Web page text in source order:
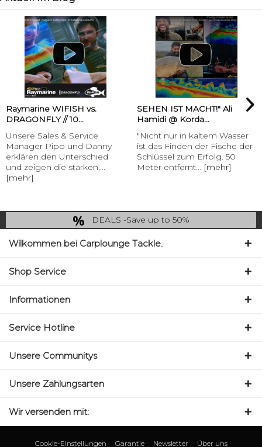
Raymarine WIFISH vs.
DRAGONFLY // 10...
Unsere Sales & Service
Manager Pipo und Danny
erklären den Unterschied
und zeigen die stärken,...
[mehr]
SEHEN IST MACHT!" Ali
Hamidi @ Korda...
"Nicht nur in kaltem Wasser
ist das Finden der Fische der
Schlüssel zum Erfolg. 50
Meter entfernt... [mehr]
DEALS -Save up to 50%
Wilkommen bei Carplounge Tackle.
Shop Service
Informationen
Service Hotline
Unsere Communitys
Unsere Zahlungsarten
Wir versenden mit:
Cookie-Einstellungen Garantie Newsletter Über uns